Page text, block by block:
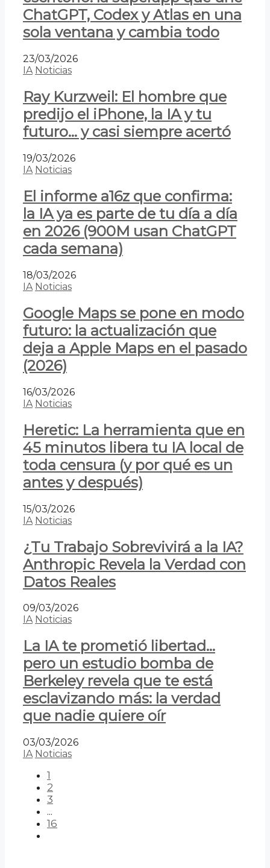
ChatGPT, Codex y Atlas en una
sola ventana y cambia todo
23/03/2026
IA Noticias
Ray Kurzweil: El hombre que
predijo el iPhone, la IA y tu
futuro… y casi siempre acertó
19/03/2026
IA Noticias
El informe a16z que confirma:
la IA ya es parte de tu día a día
en 2026 (900M usan ChatGPT
cada semana)
18/03/2026
IA Noticias
Google Maps se pone en modo
futuro: la actualización que
deja a Apple Maps en el pasado
(2026)
16/03/2026
IA Noticias
Heretic: La herramienta que en
45 minutos libera tu IA local de
toda censura (y por qué es un
antes y después)
15/03/2026
IA Noticias
¿Tu Trabajo Sobrevivirá a la IA?
Anthropic Revela la Verdad con
Datos Reales
09/03/2026
IA Noticias
La IA te prometió libertad…
pero un estudio bomba de
Berkeley revela que te está
esclavizando más: la verdad
que nadie quiere oír
03/03/2026
IA Noticias
1
2
3
...
16